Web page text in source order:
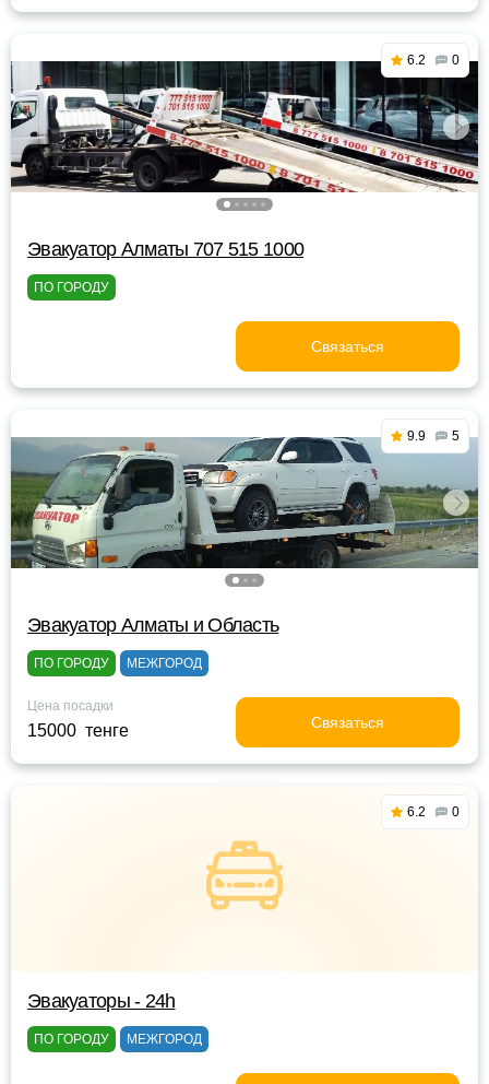
6.2 0
Эвакуатор Алматы 707 515 1000
ПО ГОРОДУ
Связаться
9.9 5
Эвакуатор Алматы и Область
ПО ГОРОДУ МЕЖГОРОД
Цена посадки
15000 тенге Связаться
6.2 0
Эвакуаторы - 24h
ПО ГОРОДУ МЕЖГОРОД